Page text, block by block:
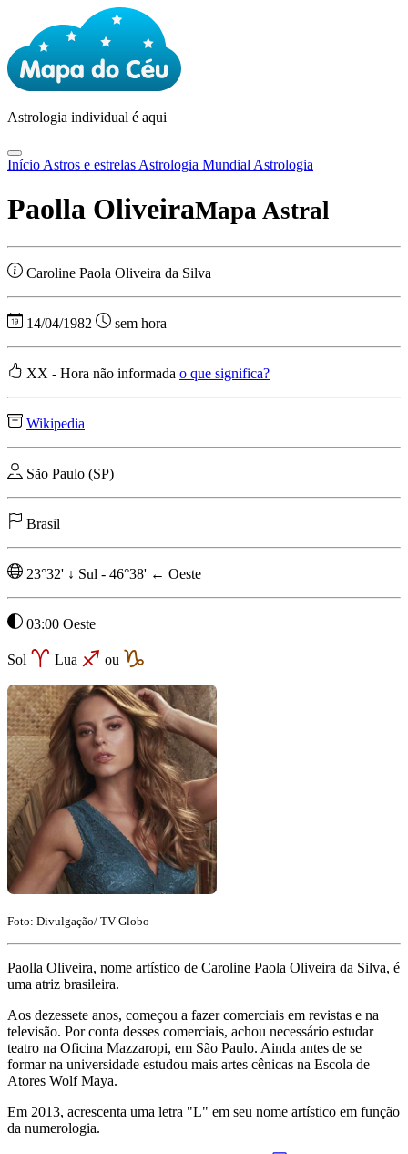
Astrologia individual é aqui
Início Astros e estrelas Astrologia Mundial Astrologia
Paolla OliveiraMapa Astral
Caroline Paola Oliveira da Silva
14/04/1982 sem hora
XX - Hora não informada o que significa?
Wikipedia
São Paulo (SP)
Brasil
23°32' ↓ Sul - 46°38' ← Oeste
03:00 Oeste
Sol Lua ou
Foto: Divulgação/ TV Globo
Paolla Oliveira, nome artístico de Caroline Paola Oliveira da Silva, é
uma atriz brasileira.
Aos dezessete anos, começou a fazer comerciais em revistas e na
televisão. Por conta desses comerciais, achou necessário estudar
teatro na Oficina Mazzaropi, em São Paulo. Ainda antes de se
formar na universidade estudou mais artes cênicas na Escola de
Atores Wolf Maya.
Em 2013, acrescenta uma letra "L" em seu nome artístico em função
da numerologia.